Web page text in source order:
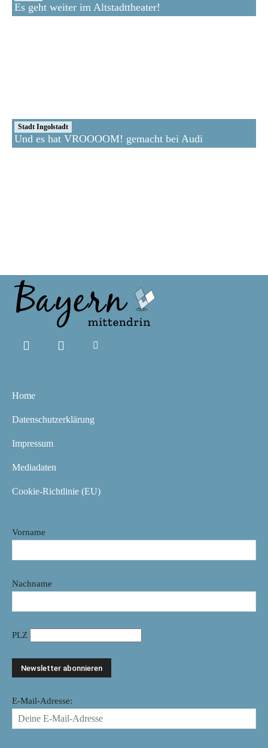
Es geht weiter im Altstadttheater!
Stadt Ingolstadt
Und es hat VROOOOM! gemacht bei Audi
Home
Datenschutzerklärung
Impressum
Mediadaten
Cookie-Richtlinie (EU)
Vorname
Nachname
PLZ
E-Mail-Adresse: